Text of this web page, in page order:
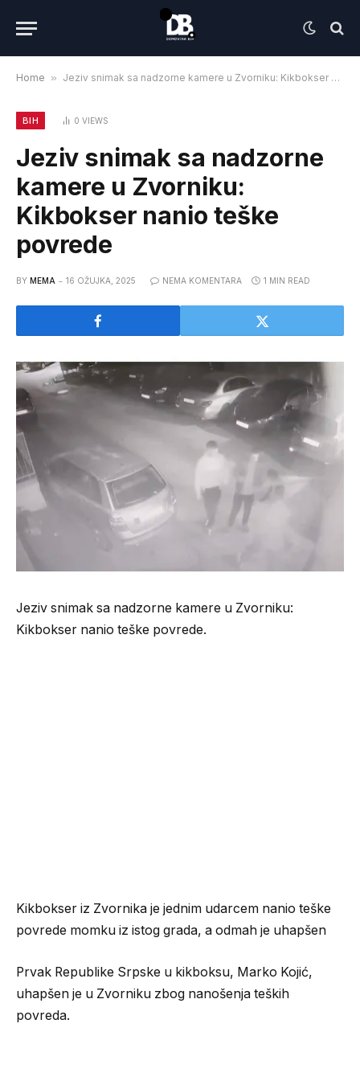
Home » Jeziv snimak sa nadzorne kamere u Zvorniku: Kikbokser nanio teške povrede
BIH 0 VIEWS
Jeziv snimak sa nadzorne
kamere u Zvorniku:
Kikbokser nanio teške
povrede
BY MEMA 16 OŽUJKA, 2025 NEMA KOMENTARA 1 MIN READ
Jeziv snimak sa nadzorne kamere u Zvorniku:
Kikbokser nanio teške povrede.
Kikbokser iz Zvornika je jednim udarcem nanio teške
povrede momku iz istog grada, a odmah je uhapšen
Prvak Republike Srpske u kikboksu, Marko Kojić,
uhapšen je u Zvorniku zbog nanošenja teških
povreda.